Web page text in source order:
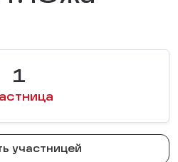
1
участницей